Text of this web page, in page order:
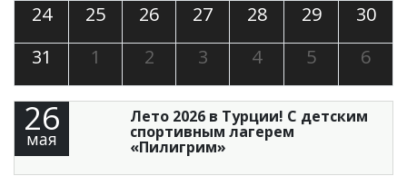
24
25 26 27 28 29
30
31
1 2 3 4 5 6
26
мая
Лето 2026 в Турции! С детским
спортивным лагерем
«Пилигрим»